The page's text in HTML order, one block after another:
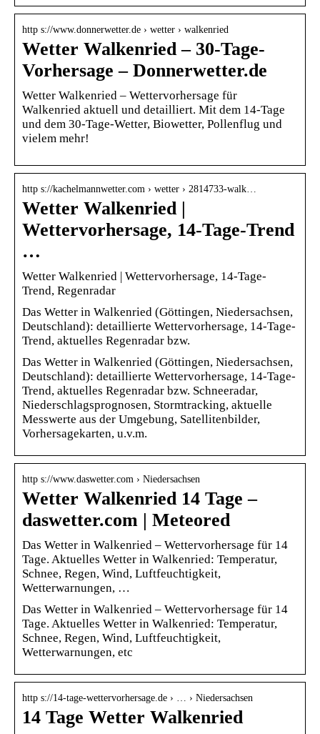
http s://www.donnerwetter.de › wetter › walkenried
Wetter Walkenried – 30-Tage-
Vorhersage – Donnerwetter.de
Wetter Walkenried – Wettervorhersage für
Walkenried aktuell und detailliert. Mit dem 14-Tage
und dem 30-Tage-Wetter, Biowetter, Pollenflug und
vielem mehr!
http s://kachelmannwetter.com › wetter › 2814733-walk…
Wetter Walkenried |
Wettervorhersage, 14-Tage-Trend
…
Wetter Walkenried | Wettervorhersage, 14-Tage-
Trend, Regenradar
Das Wetter in Walkenried (Göttingen, Niedersachsen,
Deutschland): detaillierte Wettervorhersage, 14-Tage-
Trend, aktuelles Regenradar bzw.
Das Wetter in Walkenried (Göttingen, Niedersachsen,
Deutschland): detaillierte Wettervorhersage, 14-Tage-
Trend, aktuelles Regenradar bzw. Schneeradar,
Niederschlagsprognosen, Stormtracking, aktuelle
Messwerte aus der Umgebung, Satellitenbilder,
Vorhersagekarten, u.v.m.
http s://www.daswetter.com › Niedersachsen
Wetter Walkenried 14 Tage –
daswetter.com | Meteored
Das Wetter in Walkenried – Wettervorhersage für 14
Tage. Aktuelles Wetter in Walkenried: Temperatur,
Schnee, Regen, Wind, Luftfeuchtigkeit,
Wetterwarnungen, …
Das Wetter in Walkenried – Wettervorhersage für 14
Tage. Aktuelles Wetter in Walkenried: Temperatur,
Schnee, Regen, Wind, Luftfeuchtigkeit,
Wetterwarnungen, etc
http s://14-tage-wettervorhersage.de › … › Niedersachsen
14 Tage Wetter Walkenried